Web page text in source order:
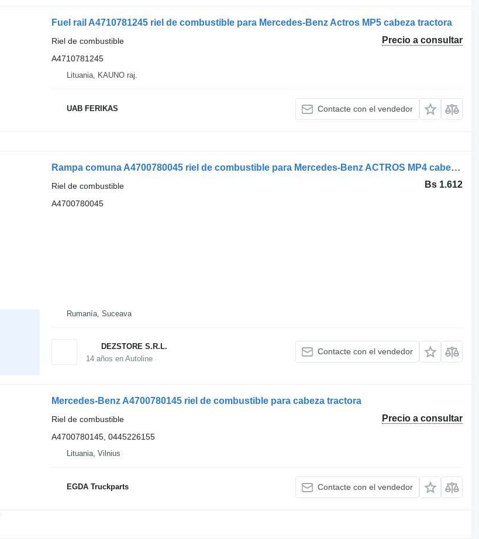
Fuel rail A4710781245 riel de combustible para Mercedes-Benz Actros MP5 cabeza tractora
Precio a consultar
Riel de combustible
A4710781245
Lituania, KAUNO raj.
UAB FERIKAS Contacte con el vendedor
Rampa comuna A4700780045 riel de combustible para Mercedes-Benz ACTROS MP4 cabeza tractora
Bs 1.612
Riel de combustible
A4700780045
Rumanía, Suceava
DEZSTORE S.R.L.
14años en Autoline
Contacte con el vendedor
Mercedes-Benz A4700780145 riel de combustible para cabeza tractora
Precio a consultar
Riel de combustible
A4700780145, 0445226155
Lituania, Vilnius
EGDA Truckparts Contacte con el vendedor